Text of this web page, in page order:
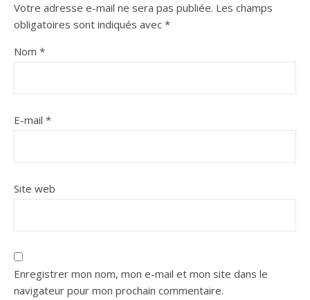
Votre adresse e-mail ne sera pas publiée. Les champs
obligatoires sont indiqués avec *
Nom *
E-mail *
Site web
Enregistrer mon nom, mon e-mail et mon site dans le
navigateur pour mon prochain commentaire.